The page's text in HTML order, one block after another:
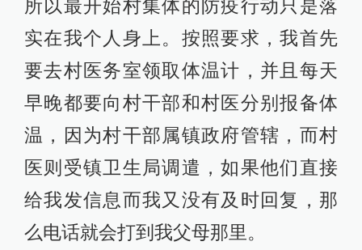
所以最开始村集体的防疫行动只是落
实在我个人身上。按照要求，我首先
要去村医务室领取体温计，并且每天
早晚都要向村干部和村医分别报备体
温，因为村干部属镇政府管辖，而村
医则受镇卫生局调遣，如果他们直接
给我发信息而我又没有及时回复，那
么电话就会打到我父母那里。